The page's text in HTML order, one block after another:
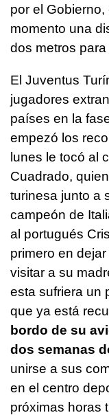
por el
momento una
dos metros
El Juventus
jugadores
países en la
empezó los
lunes le tocó al
Cuadrado,
turinesa junto a
campeón de
al portugués
primero en
visitar a su
esta sufriera un
que ya está
bordo de su
dos semanas
unirse a sus
en el centro
próximas horas